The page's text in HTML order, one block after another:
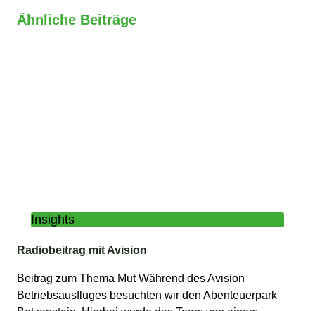
Ähnliche Beiträge
Insights
Radiobeitrag mit Avision
Beitrag zum Thema Mut Während des Avision
Betriebsausfluges besuchten wir den Abenteuerpark